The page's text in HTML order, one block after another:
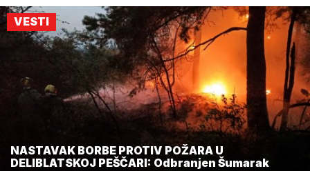
VESTI
NASTAVAK BORBE PROTIV POŽARA U
DELIBLATSKOJ PEŠČARI: Odbranjen Šumarak